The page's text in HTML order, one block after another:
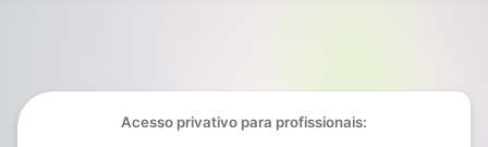
Acesso privativo para profissionais: